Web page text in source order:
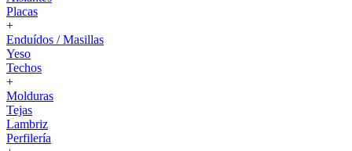
Placas
+
Enduídos / Masillas
Yeso
Techos
+
Molduras
Tejas
Lambriz
Perfilería